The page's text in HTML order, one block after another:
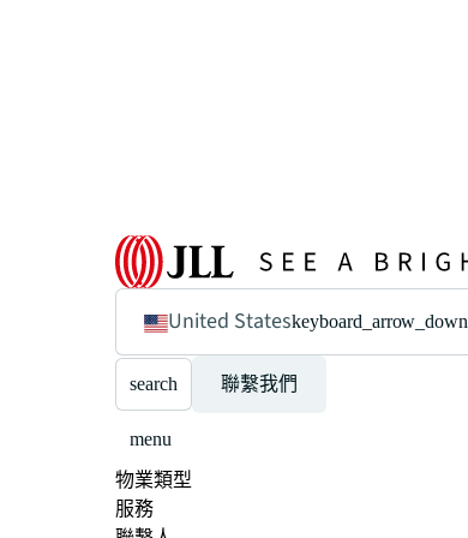
United Stateskeyboard_arrow_down
search 聯繫我們
menu
物業類型
服務